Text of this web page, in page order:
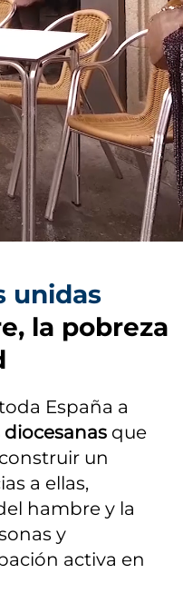
unidas
la pobreza
España a
que
un
a ellas,
hambre y la
y
activa en